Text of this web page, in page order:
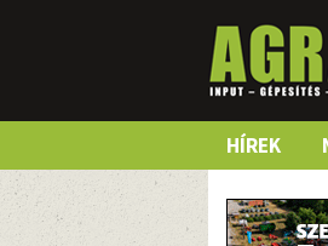
Skip
content
HÍREK